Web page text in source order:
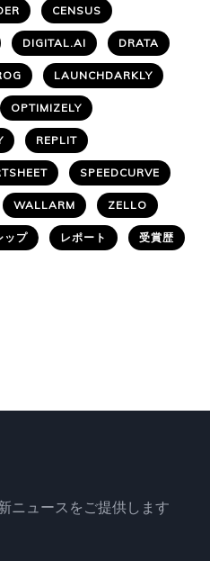
CENSUS
DIGITAL.AI DRATA
LAUNCHDARKLY
OPTIMIZELY
REPLIT
SPEEDCURVE
WALLARM ZELLO
ップ レポート 受賞歴
ニュースをご提供します